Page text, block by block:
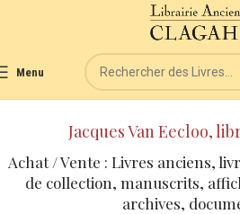
Menu
Jacques Van Eecloo,
Achat / Vente : Livres anciens,
de collection, manuscrits,
archives,